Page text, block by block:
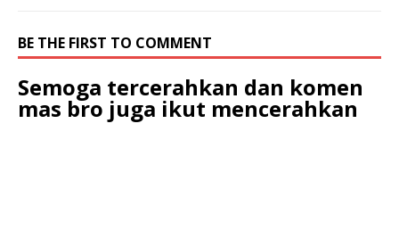
BE THE FIRST TO COMMENT
Semoga tercerahkan dan komen
mas bro juga ikut mencerahkan